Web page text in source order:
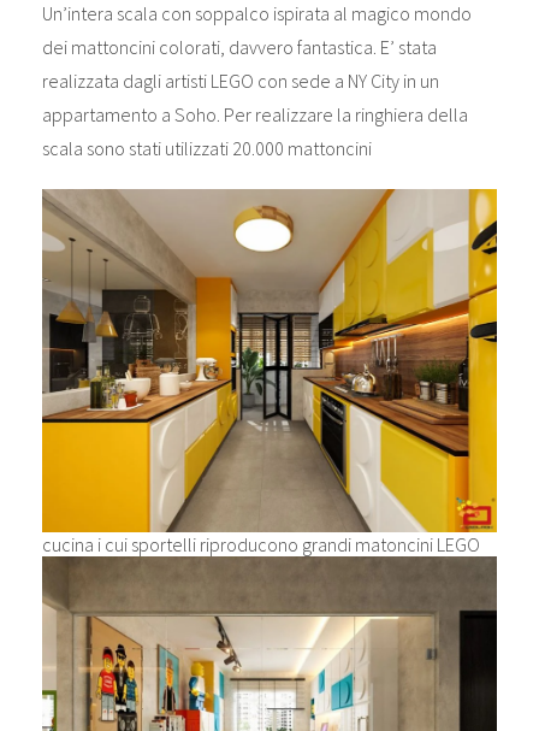
Un’intera scala con soppalco ispirata al magico mondo
dei mattoncini colorati, davvero fantastica. E’ stata
realizzata dagli artisti LEGO con sede a NY City in un
appartamento a Soho. Per realizzare la ringhiera della
scala sono stati utilizzati 20.000 mattoncini
cucina i cui sportelli riproducono grandi matoncini LEGO